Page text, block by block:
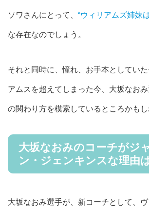
ソワさんにとって、 “ウィリアムズ姉妹
な存在なのでしょう。
それと同時に、憧れ、お手本としてい
アムスを超えてしまった今、大坂なお
の関わり方を模索しているところかもし
大坂なおみのコーチがジ
ン・ジェンキンスな理由
大坂なおみ選手が、新コーチとして、